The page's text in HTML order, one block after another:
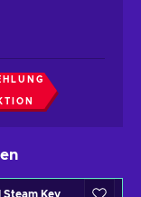
Steam Key